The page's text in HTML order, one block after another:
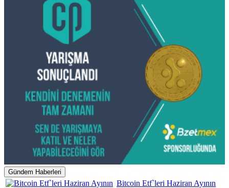
Gündem Haberleri
Bitcoin Etf`leri Haziran Ayının